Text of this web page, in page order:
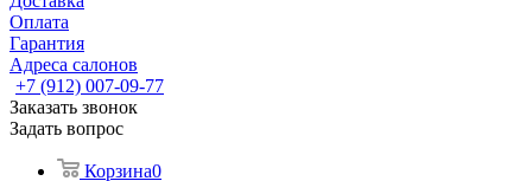
Оплата
Гарантия
Адреса салонов
+7 (912) 007-09-77
Заказать звонок
Задать вопрос
Корзина0